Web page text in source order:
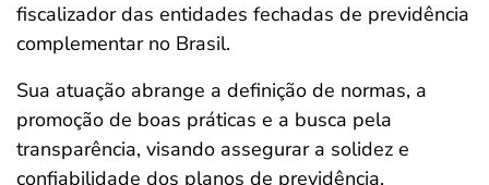
fiscalizador das entidades fechadas de previdência
complementar no Brasil.
Sua atuação abrange a definição de normas, a
promoção de boas práticas e a busca pela
transparência, visando assegurar a solidez e
confiabilidade dos planos de previdência.